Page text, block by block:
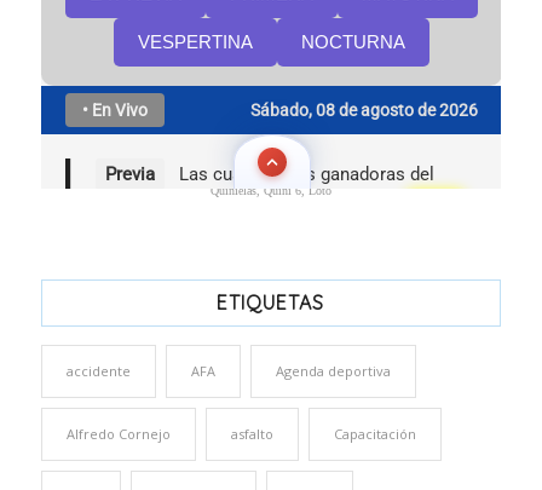
Quinielas, Quini 6, Loto
ETIQUETAS
accidente AFA Agenda deportiva
Alfredo Cornejo asfalto Capacitación